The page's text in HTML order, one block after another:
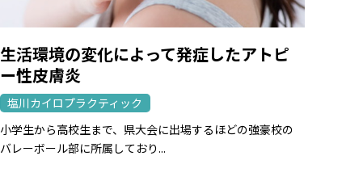
生活環境の変化によって発症したアトピ
ー性皮膚炎
塩川カイロプラクティック
小学生から高校生まで、県大会に出場するほどの強豪校の
バレーボール部に所属しており...